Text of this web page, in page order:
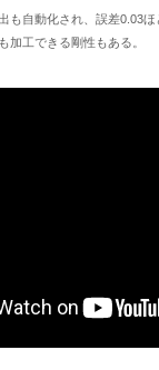
も自動化され、誤差0.03
加工できる剛性もある。